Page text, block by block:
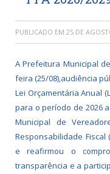
PUBLICADO EM 25 DE
A Prefeitura Municipal
feira (25/08),audiência
Lei Orçamentária Anual
para o período de 2026
Municipal de
Responsabilidade Fiscal
e reafirmou o
transparência e a